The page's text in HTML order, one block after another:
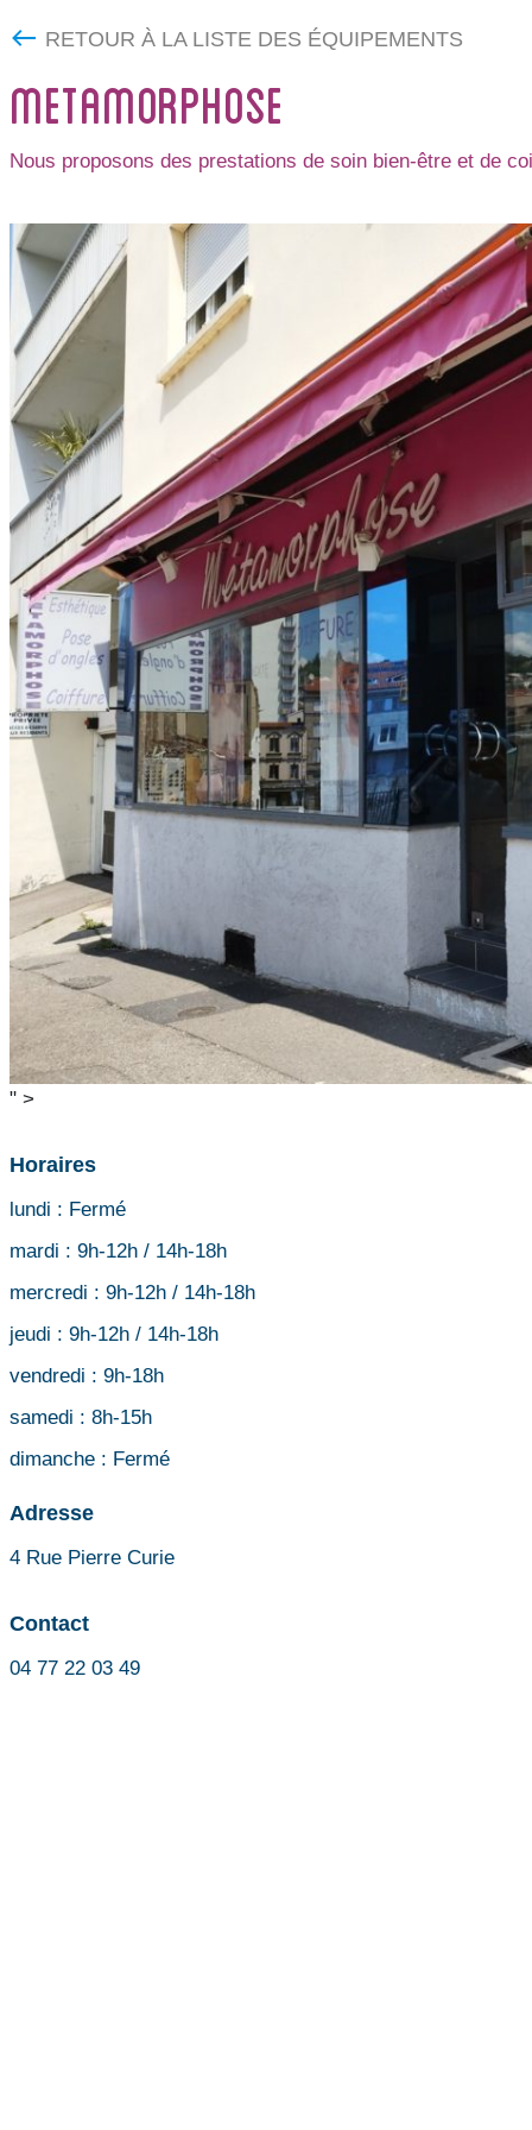
RETOUR À LA LISTE DES ÉQUIPEMENTS
METAMORPHOSE
Nous proposons des prestations de soin bien-être et de
" >
Horaires
lundi : Fermé
mardi : 9h-12h / 14h-18h
mercredi : 9h-12h / 14h-18h
jeudi : 9h-12h / 14h-18h
vendredi : 9h-18h
samedi : 8h-15h
dimanche : Fermé
Adresse
4 Rue Pierre Curie
Contact
04 77 22 03 49